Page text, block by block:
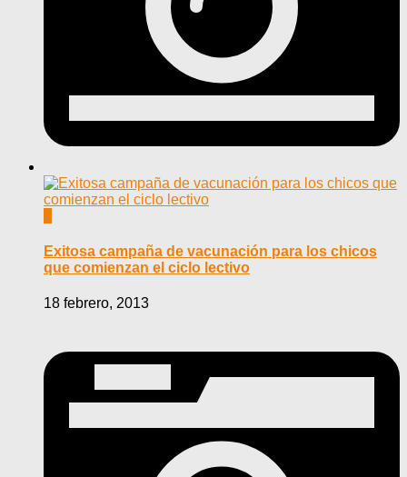
Exitosa campaña de vacunación para los chicos
que comienzan el ciclo lectivo
18 febrero, 2013